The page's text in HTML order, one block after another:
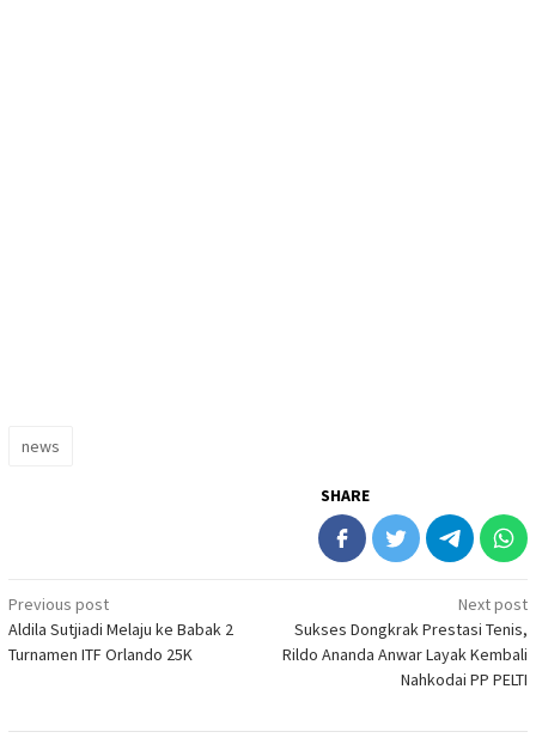
news
SHARE
Post
navigation
Previous post
Aldila Sutjiadi Melaju ke Babak 2
Turnamen ITF Orlando 25K
Next post
Sukses Dongkrak Prestasi Tenis,
Rildo Ananda Anwar Layak Kembali
Nahkodai PP PELTI